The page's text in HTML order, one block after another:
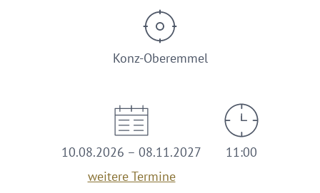
Konz-Oberemmel
10.08.2026 – 08.11.2027
weitere Termine
11:00